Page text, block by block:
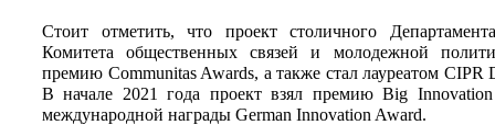
Стоит отметить, что проект столичного
Комитета общественных связей и молодежной
премию Communitas Awards, а также стал лауреатом
В начале 2021 года проект взял премию Big
международной награды German Innovation Award.